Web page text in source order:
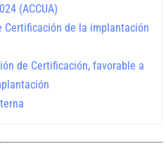
(ACCUA)
Certificación de la implantación
de Certificación, favorable a